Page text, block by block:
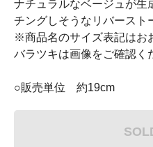
ナチュラルなベージュが生
チングしそうなリバースト
※商品名のサイズ表記はお
バラツキは画像をご確認く
○販売単位 約19cm